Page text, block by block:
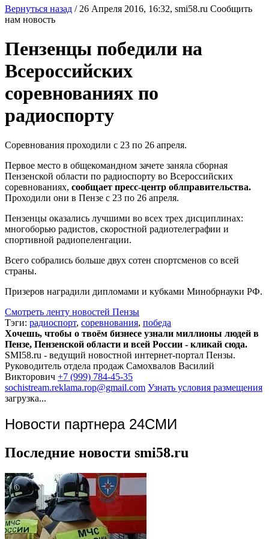
Вернуться назад / 26 Апреля 2016, 16:32, smi58.ru Сообщить
нам новость
Пензенцы победили на
Всероссийских
соревнованиях по
радиоспорту
Соревнования проходили с 23 по 26 апреля.
Первое место в общекомандном зачете заняла сборная
Пензенской области по радиоспорту во Всероссийских
соревнованиях, сообщает пресс-центр облправительства.
Проходили они в Пензе с 23 по 26 апреля.
Пензенцы оказались лучшими во всех трех дисциплинах:
многоборью радистов, скоростной радиотелеграфии и
спортивной радиопеленгации.
Всего собрались больше двух сотен спортсменов со всей
страны.
Призеров наградили дипломами и кубками Минобрнауки РФ.
Смотреть ленту новостей Пензы
Тэги: радиоспорт, соревнования, победа
Хочешь, чтобы о твоём бизнесе узнали миллионы людей в
Пензе, Пензенской области и всей России - кликай сюда.
SMI58.ru - ведущий новостной интернет-портал Пензы.
Руководитель отдела продаж Самохвалов Василий
Викторович +7 (999) 784-45-35
sochistream.reklama.rop@gmail.com Узнать условия размещения
загрузка...
Новости партнера 24СМИ
Последние новости smi58.ru